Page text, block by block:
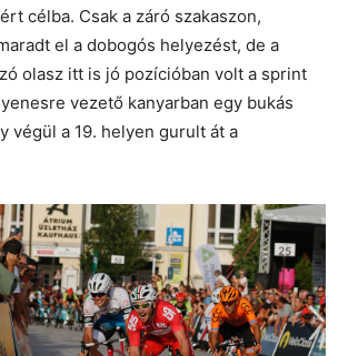
célba. Csak a záró szakaszon,
el a dobogós helyezést, de a
olasz itt is jó pozícióban volt a sprint
vezető kanyarban egy bukás
végül a 19. helyen gurult át a